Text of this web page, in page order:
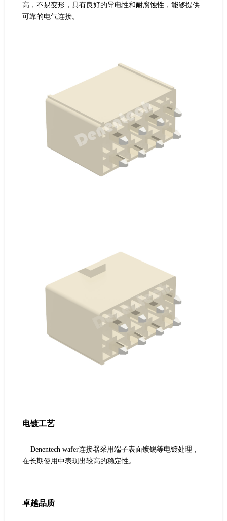
高，不易变形，具有良好的导电性和耐腐蚀性，能够提供
可靠的电气连接。
电镀工艺
Denentech wafer连接器采用端子表面镀锡等电镀处理，
在长期使用中表现出较高的稳定性。
卓越品质